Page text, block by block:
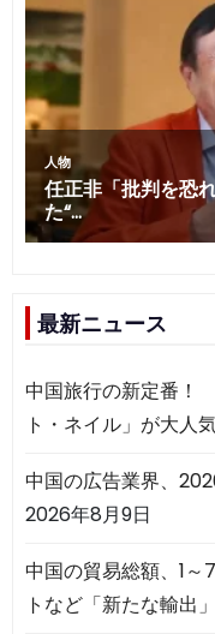
最新ニュース
中国旅行の新定番！
ト・ネイル」が大人
中国の広告業界、
2026年8月9日
中国の貿易総額、1
トなど「新たな輸出